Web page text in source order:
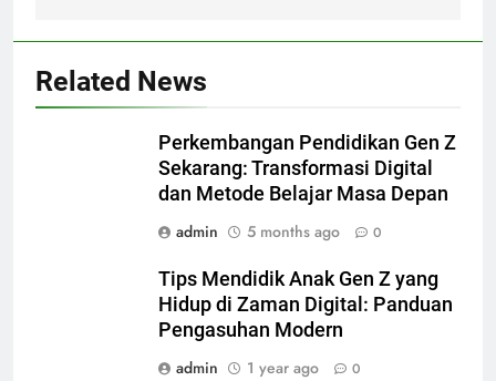
Related News
Perkembangan Pendidikan Gen Z
Sekarang: Transformasi Digital
dan Metode Belajar Masa Depan
admin
5 months ago 0
Tips Mendidik Anak Gen Z yang
Hidup di Zaman Digital: Panduan
Pengasuhan Modern
admin
1 year ago 0